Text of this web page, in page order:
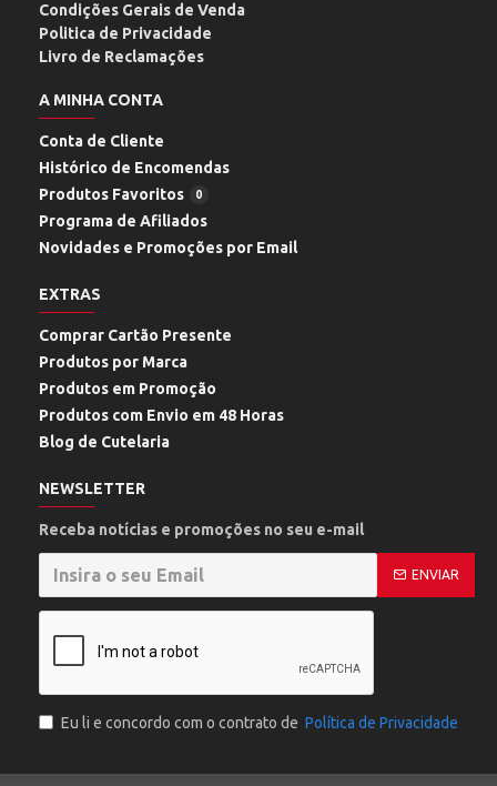
Condições Gerais de Venda
Politica de Privacidade
Livro de Reclamações
A MINHA CONTA
Conta de Cliente
Histórico de Encomendas
Produtos Favoritos
0
Programa de Afiliados
Novidades e Promoções por Email
EXTRAS
Comprar Cartão Presente
Produtos por Marca
Produtos em Promoção
Produtos com Envio em 48 Horas
Blog de Cutelaria
NEWSLETTER
Receba notícias e promoções no seu e-mail
ENVIAR
Eu li e concordo com o contrato de Política de Privacidade